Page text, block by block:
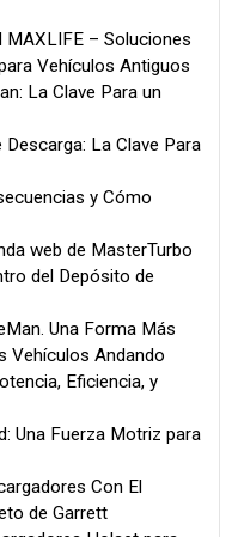
MAXLIFE – Soluciones
Vehículos Antiguos
La Clave Para un
La Clave Para
y Cómo
web de MasterTurbo
del Depósito de
Una Forma Más
Vehículos Andando
Eficiencia, y
Una Fuerza Motriz para
Con El
de Garrett